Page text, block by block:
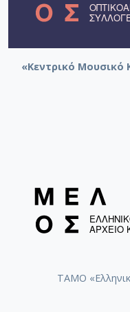
«Κεντρικό Μουσικό
ΤΑΜΟ